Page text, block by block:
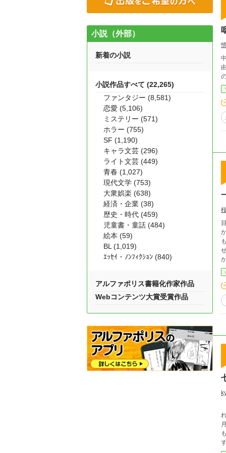
由
目
せん。 《 放 送 部 》 活
にあって……
部
れず
小説（外部）
新着の小説
小説作品すべて (22,265)
ファンタジー (8,581)
恋愛 (5,106)
ミステリー (571)
ホラー (755)
SF (1,190)
キャラ文芸 (296)
ライト文芸 (449)
青春 (1,027)
現代文学 (753)
大衆娯楽 (638)
経済・企業 (38)
歴史・時代 (459)
児童書・童話 (484)
絵本 (59)
BL (1,019)
ｴｯｾｲ・ﾉﾝﾌｨｸｼｮﾝ (840)
アルファポリス書籍化作家作品
Webコンテンツ大賞受賞作品